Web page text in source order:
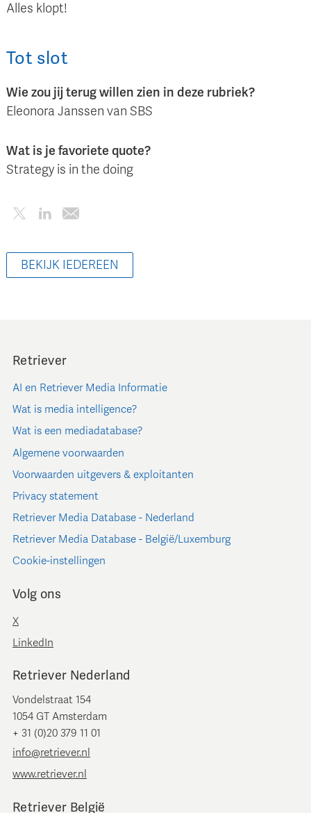
Alles klopt!
Tot slot
Wie zou jij terug willen zien in deze rubriek?
Eleonora Janssen van SBS
Wat is je favoriete quote?
Strategy is in the doing
BEKIJK IEDEREEN
Retriever
AI en Retriever Media Informatie
Wat is media intelligence?
Wat is een mediadatabase?
Algemene voorwaarden
Voorwaarden uitgevers & exploitanten
Privacy statement
Retriever Media Database - Nederland
Retriever Media Database - België/Luxemburg
Cookie-instellingen
Volg ons
X
LinkedIn
Retriever Nederland
Vondelstraat 154
1054 GT Amsterdam
+ 31 (0)20 379 11 01
info@retriever.nl
www.retriever.nl
Retriever België